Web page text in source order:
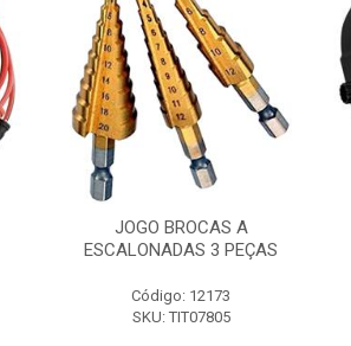
JOGO BROCAS A
ESCALONADAS 3 PEÇAS
Código: 12173
SKU: TIT07805